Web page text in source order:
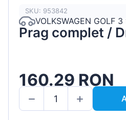
SKU: 953842
VOLKSWAGEN GOLF
Prag complet /
160.29 RON